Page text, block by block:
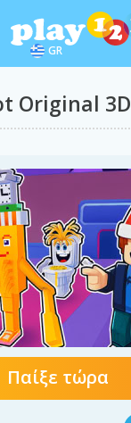
GR
Original 3D
Παίξε τώρα